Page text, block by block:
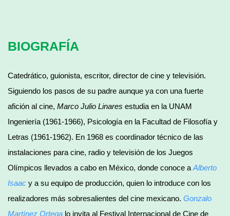
BIOGRAFÍA
Catedrático, guionista, escritor, director de cine y televisión.
Siguiendo los pasos de su padre aunque ya con una fuerte
afición al cine, Marco Julio Linares estudia en la UNAM
Ingeniería (1961-1966), Psicología en la Facultad de Filosofía y
Letras (1961-1962). En 1968 es coordinador técnico de las
instalaciones para cine, radio y televisión de los Juegos
Olímpicos llevados a cabo en México, donde conoce a Alberto
Isaac y a su equipo de producción, quien lo introduce con los
realizadores más sobresalientes del cine mexicano. Gonzalo
Martínez Ortega lo invita al Festival Internacional de Cine de